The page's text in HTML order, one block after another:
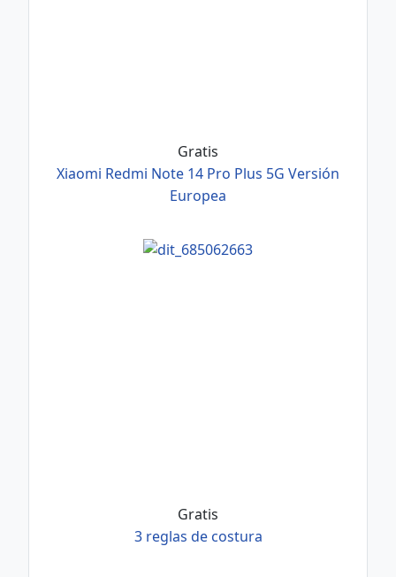
Gratis
Xiaomi Redmi Note 14 Pro Plus 5G Versión
Europea
Gratis
3 reglas de costura